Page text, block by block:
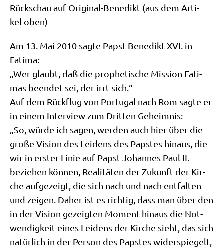
Rück­schau auf Ori­gi­nal-Bene­dikt (aus dem Arti­
kel oben)
Am 13. Mai 2010 sag­te Papst Bene­dikt XVI. in
Fatima:
„Wer glaubt, daß die pro­phe­ti­sche Mis­si­on Fati­
mas been­det sei, der irrt sich.“
Auf dem Rück­flug von Por­tu­gal nach Rom sag­te er
in einem Inter­view zum Drit­ten Geheimnis:
„So, wür­de ich sagen, wer­den auch hier über die
gro­ße Visi­on des Lei­dens des Pap­stes hin­aus, die
wir in erster Linie auf Papst Johan­nes Paul II.
bezie­hen kön­nen, Rea­li­tä­ten der Zukunft der Kir­
che auf­ge­zeigt, die sich nach und nach ent­fal­ten
und zei­gen. Daher ist es rich­tig, dass man über den
in der Visi­on gezeig­ten Moment hin­aus die Not­
wen­dig­keit eines Lei­dens der Kir­che sieht, das sich
natür­lich in der Per­son des Pap­stes wider­spie­gelt,